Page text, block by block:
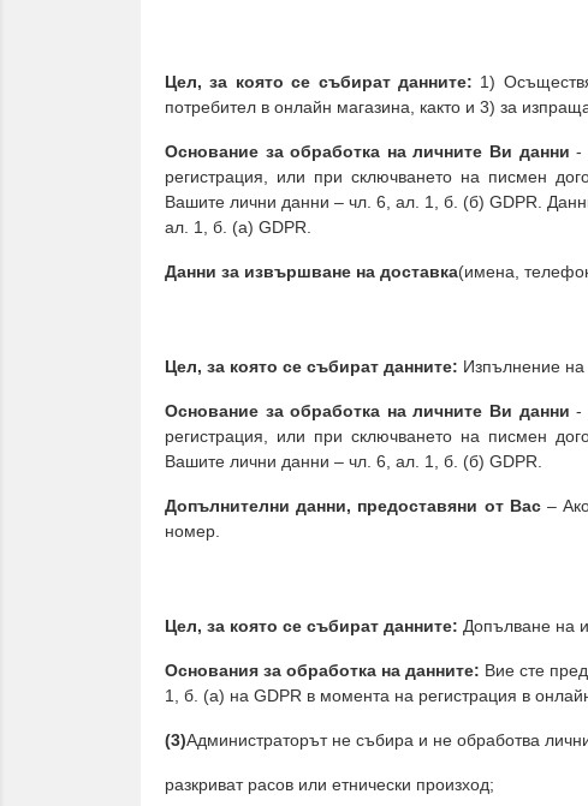
Цел, за която се събират данните: 1)
потребител в онлайн магазина, както и 3) за
Основание за обработка на личните Ви данни -
регистрация, или при сключването на писмен
Вашите лични данни – чл. 6, ал. 1, б. (б) GDPR.
ал. 1, б. (а) GDPR.
Данни за извършване на доставка(имена,
Цел, за която се събират данните: Изпълнение на
Основание за обработка на личните Ви данни -
регистрация, или при сключването на писмен
Вашите лични данни – чл. 6, ал. 1, б. (б) GDPR.
Допълнителни данни, предоставяни от Вас–
номер.
Цел, за която се събират данните: Допълване на
Основания за обработка на данните: Вие сте
1, б. (a) на GDPR в момента на регистрация в
(3)Администраторът не събира и не обработва
разкриват расов или етнически произход;